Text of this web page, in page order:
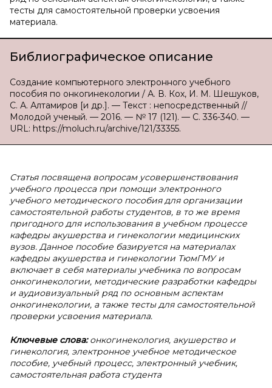
тесты для самостоятельной проверки усвоения
материала.
Библиографическое описание
Создание компьютерного электронного учебного
пособия по онкогинекологии / А. В. Кох, И. М. Шешуков,
С. А. Алтамиров [и др.]. — Текст : непосредственный //
Молодой ученый. — 2016. — № 17 (121). — С. 336-340. —
URL: https://moluch.ru/archive/121/33355.
Статья посвящена вопросам усовершенствования
учебного процесса при помощи электронного
учебного методического пособия для организации
самостоятельной работы студентов, в то же время
пригодного для использования в учебном процессе
кафедры акушерства и гинекологии медицинских
вузов. Данное пособие базируется на материалах
кафедры акушерства и гинекологии ТюмГМУ и
включает в себя материалы учебника по вопросам
онкогинекологии, методические разработки кафедры
и аудиовизуальный ряд по основным аспектам
онкогинекологии, а также тесты для самостоятельной
проверки усвоения материала.
Ключевые слова:онкогинекология, акушерство и
гинекология, электронное учебное методическое
пособие, учебный процесс, электронный учебник,
самостоятельная работа студента